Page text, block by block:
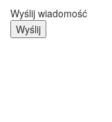
Wyślij wiadomość